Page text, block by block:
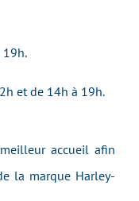
19h.
et de 14h à 19h.
accueil afin
la marque Harley-